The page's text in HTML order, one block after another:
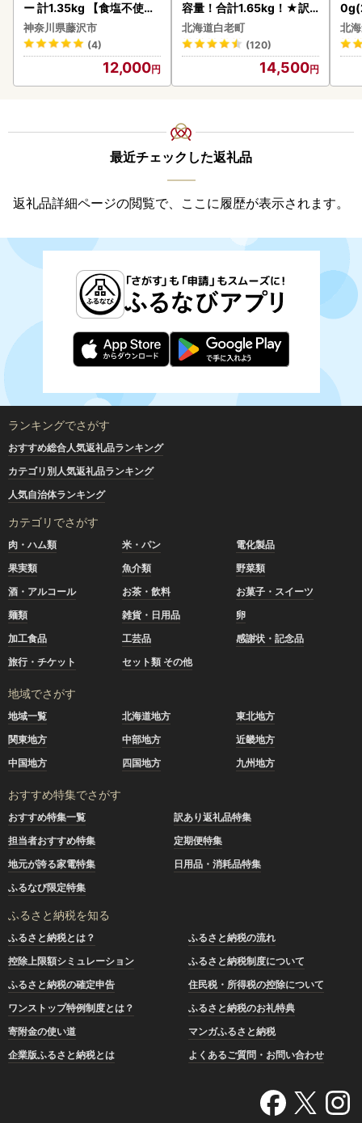
ー 計1.35kg 【食塩不使用
】
神奈川県藤沢市
(4)
12,000
容量！合計1.65kg！★訳
あり・牛の里ビーフハンバ
ーグ(110ｇ5枚入）×3 AG
058
北海道白老町
(120)
14,500
2-
北
最近チェックした返礼品
返礼品詳細ページの閲覧で、ここに履歴が表示されます。
ランキングでさがす
おすすめ総合人気返礼品ランキング
カテゴリ別人気返礼品ランキング
人気自治体ランキング
カテゴリでさがす
肉・ハム類 米・パン
電化製品
果実類
魚介類
野菜類
酒・アルコール
お茶・飲料
お菓子・スイーツ
麺類
雑貨・日用品
卵
加工食品
工芸品
感謝状・記念品
旅行・チケット
セット類 その他
地域でさがす
地域一覧 北海道地方
東北地方
関東地方
中部地方
近畿地方
中国地方
四国地方 九州地方
おすすめ特集でさがす
おすすめ特集一覧
訳あり返礼品特集
担当者おすすめ特集
定期便特集
地元が誇る家電特集
日用品・消耗品特集
ふるなび限定特集
ふるさと納税を知る
ふるさと納税とは？
ふるさと納税の流れ
控除上限額シミュレーション
ふるさと納税制度について
ふるさと納税の確定申告
住民税・所得税の控除について
ワンストップ特例制度とは？
ふるさと納税のお礼特典
寄附金の使い道
マンガふるさと納税
企業版ふるさと納税とは
よくあるご質問・お問い合わせ